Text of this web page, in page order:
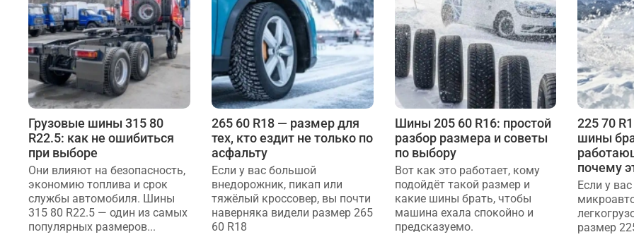
Грузовые шины 315 80
R22.5: как не ошибиться
при выборе
Они влияют на безопасность,
экономию топлива и срок
службы автомобиля. Шины
315 80 R22.5 — один из самых
популярных размеров...
265 60 R18 — размер для
тех, кто ездит не только по
асфальту
Если у вас большой
внедорожник, пикап или
тяжёлый кроссовер, вы почти
наверняка видели размер 265
60 R18
Шины 205 60 R16: простой
разбор размера и советы
по выбору
Вот как это работает, кому
подойдёт такой размер и
какие шины брать, чтобы
машина ехала спокойно и
предсказуемо.
225 70
шины
почему
Если у
размер